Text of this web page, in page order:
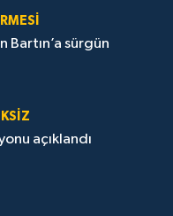
Bartın’a sürgün
açıklandı